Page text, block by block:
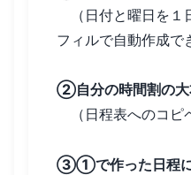
（日付と曜日を１
フィルで自動作成で
②自分の時間割の大
（日程表へのコピ
③①で作った日程に